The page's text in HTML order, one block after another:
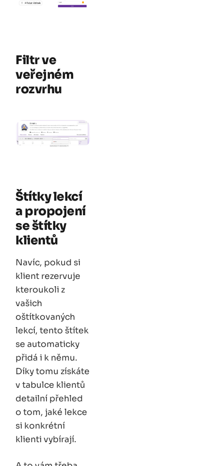
Filtr ve
veřejném
rozvrhu
Štítky lekcí
a propojení
se️ štítky
klientů
Navíc, pokud si
klient rezervuje
kteroukoli z
vašich
oštítkovaných
lekcí, tento štítek
se automaticky
přidá i k němu.
Díky tomu získáte
v tabulce klientů
detailní přehled
o tom, jaké lekce
si konkrétní
klienti vybírají.